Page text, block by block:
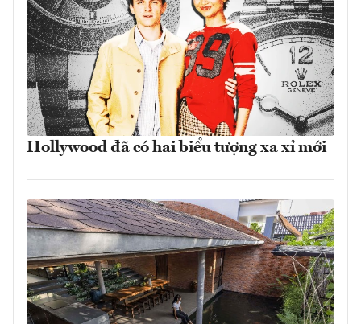
Hollywood đã có hai biểu tượng xa xỉ mới